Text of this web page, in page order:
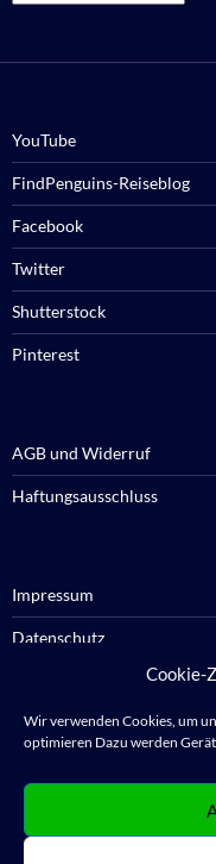
Cookie-
Wir verwenden Cookies, um
optimieren Dazu werden
YouTube
FindPenguins-Reiseblog
Facebook
Twitter
Shutterstock
Pinterest
AGB und Widerruf
Haftungsausschluss
Impressum
Datenschutz
Cookie-Richtlinie / Cookie
Anmelden